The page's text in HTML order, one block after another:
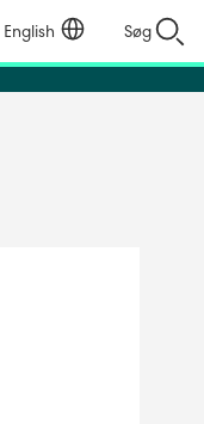
English Søg